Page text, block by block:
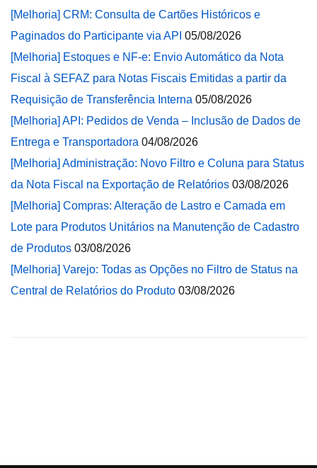
[Melhoria] CRM: Consulta de Cartões Históricos e
Paginados do Participante via API 05/08/2026
[Melhoria] Estoques e NF-e: Envio Automático da Nota
Fiscal à SEFAZ para Notas Fiscais Emitidas a partir da
Requisição de Transferência Interna 05/08/2026
[Melhoria] API: Pedidos de Venda – Inclusão de Dados de
Entrega e Transportadora 04/08/2026
[Melhoria] Administração: Novo Filtro e Coluna para Status
da Nota Fiscal na Exportação de Relatórios 03/08/2026
[Melhoria] Compras: Alteração de Lastro e Camada em
Lote para Produtos Unitários na Manutenção de Cadastro
de Produtos 03/08/2026
[Melhoria] Varejo: Todas as Opções no Filtro de Status na
Central de Relatórios do Produto 03/08/2026